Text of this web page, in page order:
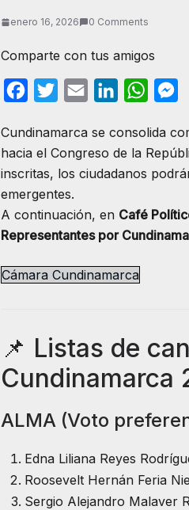
enero 16, 2026 0 Comments
Comparte con tus amigos
c
e
o
o
i
t
e
r
a
i
n
k
d
I
W
a
t
s
A
p
s
s
n
g
Cundinamarca se consolida
hacia el Congreso de la
inscritas, los ciudadanos
emergentes.
A continuación, en Café
Representantes por
Cámara Cundinamarca
📌 Listas de
Cundinamarca
ALMA (Voto
Edna Liliana Reyes
Roosevelt Hernán Feria
Sergio Alejandro Malaver